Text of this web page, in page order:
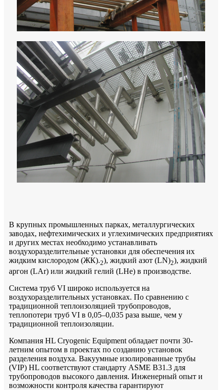
В крупных промышленных парках, металлургических
заводах, нефтехимических и углехимических предприятиях
и других местах необходимо устанавливать
воздухоразделительные установки для обеспечения их
жидким кислородом (ЖК).2), жидкий азот (LN)2), жидкий
аргон (LAr) или жидкий гелий (LHe) в производстве.
Система труб VI широко используется на
воздухоразделительных установках. По сравнению с
традиционной теплоизоляцией трубопроводов,
теплопотери труб VI в 0,05–0,035 раза выше, чем у
традиционной теплоизоляции.
Компания HL Cryogenic Equipment обладает почти 30-
летним опытом в проектах по созданию установок
разделения воздуха. Вакуумные изолированные трубы
(VIP) HL соответствуют стандарту ASME B31.3 для
трубопроводов высокого давления. Инженерный опыт и
возможности контроля качества гарантируют